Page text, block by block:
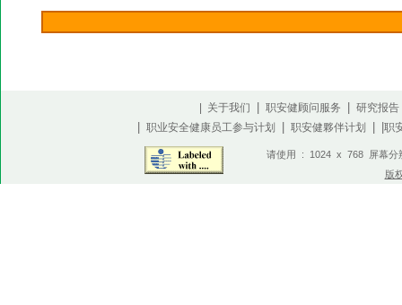
| 关于我们 职安健顾问服务 研究报告
职业安全健康员工参与计划 职安健夥伴计划 职
请使用 : 1024 x 768 屏幕分
版